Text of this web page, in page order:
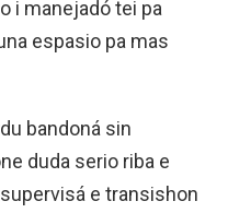
i manejadó tei pa
espasio pa mas
bandoná sin
duda serio riba e
e transishon